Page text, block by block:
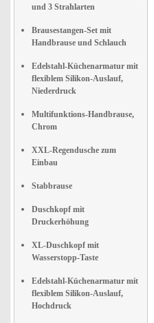
und 3 Strahlarten
Brausestangen-Set mit
Handbrause und Schlauch
Edelstahl-Küchenarmatur mit
flexiblem Silikon-Auslauf,
Niederdruck
Multifunktions-Handbrause,
Chrom
XXL-Regendusche zum
Einbau
Stabbrause
Duschkopf mit
Druckerhöhung
XL-Duschkopf mit
Wasserstopp-Taste
Edelstahl-Küchenarmatur mit
flexiblem Silikon-Auslauf,
Hochdruck